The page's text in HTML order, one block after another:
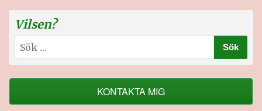
Vilsen?
Sök
efter:
KONTAKTA MIG